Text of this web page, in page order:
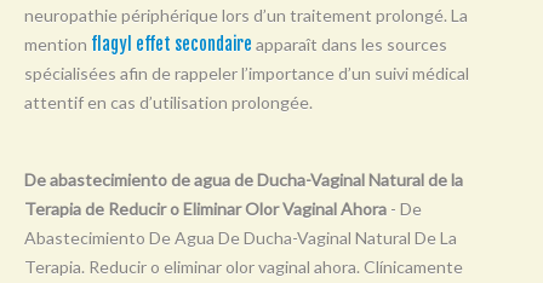
Y
neuropathie périphérique lors d’un traitement prolongé. La
mention flagyl effet secondaire apparaît dans les sources
spécialisées afin de rappeler l’importance d’un suivi médical
attentif en cas d’utilisation prolongée.
De abastecimiento de agua de Ducha-Vaginal Natural de la
Terapia de Reducir o Eliminar Olor Vaginal Ahora - De
Abastecimiento De Agua De Ducha-Vaginal Natural De La
Terapia. Reducir o eliminar olor vaginal ahora. Clínicamente